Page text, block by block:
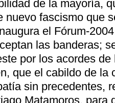
de la mayoría,
nuevo fascismo que
el Fórum-
las banderas;
por los acordes
que el cabildo de la
sin precedentes,
Matamoros, para